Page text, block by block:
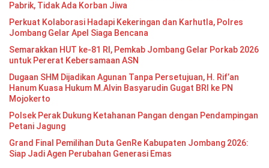
Pabrik, Tidak Ada Korban Jiwa
Perkuat Kolaborasi Hadapi Kekeringan dan Karhutla, Polres
Jombang Gelar Apel Siaga Bencana
Semarakkan HUT ke-81 RI, Pemkab Jombang Gelar Porkab 2026
untuk Pererat Kebersamaan ASN
Dugaan SHM Dijadikan Agunan Tanpa Persetujuan, H. Rif’an
Hanum Kuasa Hukum M.Alvin Basyarudin Gugat BRI ke PN
Mojokerto
Polsek Perak Dukung Ketahanan Pangan dengan Pendampingan
Petani Jagung
Grand Final Pemilihan Duta GenRe Kabupaten Jombang 2026:
Siap Jadi Agen Perubahan Generasi Emas